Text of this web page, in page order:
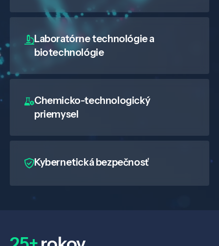
Laboratórne technológie a
biotechnológie
Chemicko-technologický
priemysel
Kybernetická bezpečnosť